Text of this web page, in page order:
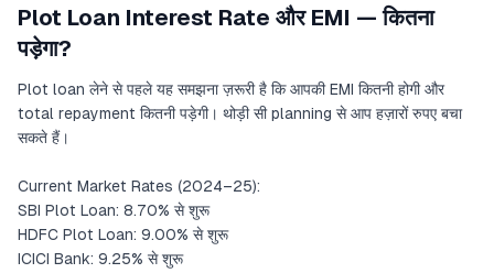
Plot Loan Interest Rate और EMI — कितना
पड़ेगा?
Plot loan लेने से पहले यह समझना ज़रूरी है कि आपकी EMI कितनी होगी और
total repayment कितनी पड़ेगी। थोड़ी सी planning से आप हज़ारों रुपए बचा
सकते हैं।
Current Market Rates (2024–25):
SBI Plot Loan: 8.70% से शुरू
HDFC Plot Loan: 9.00% से शुरू
ICICI Bank: 9.25% से शुरू